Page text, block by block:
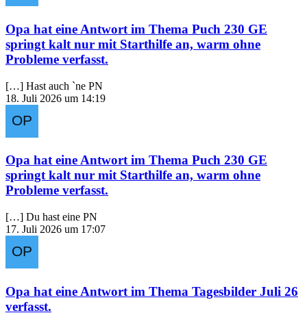
Opa hat eine Antwort im Thema Puch 230 GE
springt kalt nur mit Starthilfe an, warm ohne
Probleme verfasst.
[…] Hast auch `ne PN
18. Juli 2026 um 14:19
Opa hat eine Antwort im Thema Puch 230 GE
springt kalt nur mit Starthilfe an, warm ohne
Probleme verfasst.
[…] Du hast eine PN
17. Juli 2026 um 17:07
Opa hat eine Antwort im Thema Tagesbilder Juli 26
verfasst.